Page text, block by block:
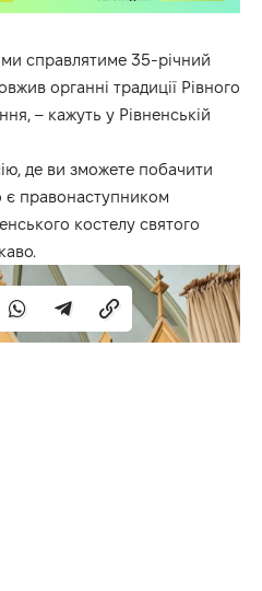
справлятиме 35-річний
органні традиції Рівного
– кажуть у Рівненській
де ви зможете побачити
є правонаступником
костелу святого